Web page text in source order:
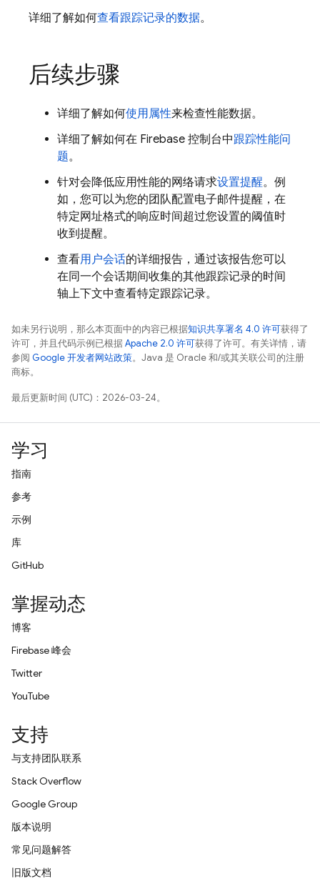
详细了解如何查看跟踪记录的数据。
后续步骤
详细了解如何使用属性来检查性能数据。
详细了解如何在 Firebase 控制台中跟踪性能问
题。
针对会降低应用性能的网络请求设置提醒。例
如，您可以为您的团队配置电子邮件提醒，在
特定网址格式的响应时间超过您设置的阈值时
收到提醒。
查看用户会话的详细报告，通过该报告您可以
在同一个会话期间收集的其他跟踪记录的时间
轴上下文中查看特定跟踪记录。
如未另行说明，那么本页面中的内容已根据知识共享署名 4.0 许可获得了
许可，并且代码示例已根据Apache 2.0 许可获得了许可。有关详情，请
参阅 Google 开发者网站政策。Java 是 Oracle 和/或其关联公司的注册
商标。
最后更新时间 (UTC)：2026-03-24。
学习
指南
参考
示例
库
GitHub
掌握动态
博客
Firebase 峰会
Twitter
YouTube
支持
与支持团队联系
Stack Overflow
Google Group
版本说明
常见问题解答
旧版文档